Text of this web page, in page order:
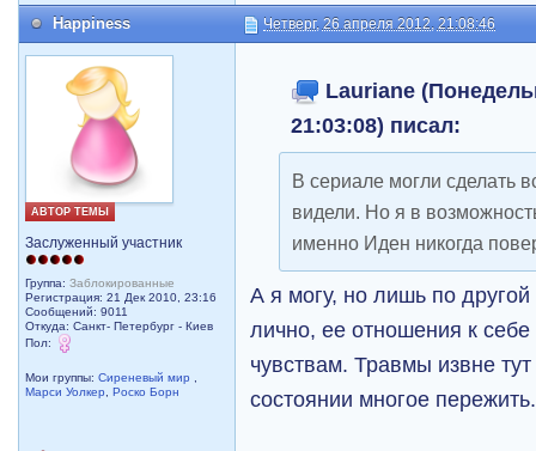
Happiness Четверг, 26 апреля 2012, 21:08:46
АВТОР ТЕМЫ
Заслуженный участник
Группа:Заблокированные
Регистрация: 21 Дек 2010, 23:16
Сообщений: 9011
Откуда: Санкт- Петербург - Киев
Пол:
Мои группы:Сиреневый мир
Марси Уолкер
,Роско Борн
Lauriane
21:03:08) писал:
В сериале могли сделать
видели. Но я в
именно Иден никогда
А я могу, но лишь по
лично, ее отношения к
чувствам. Травмы извне
состоянии многое пережить.